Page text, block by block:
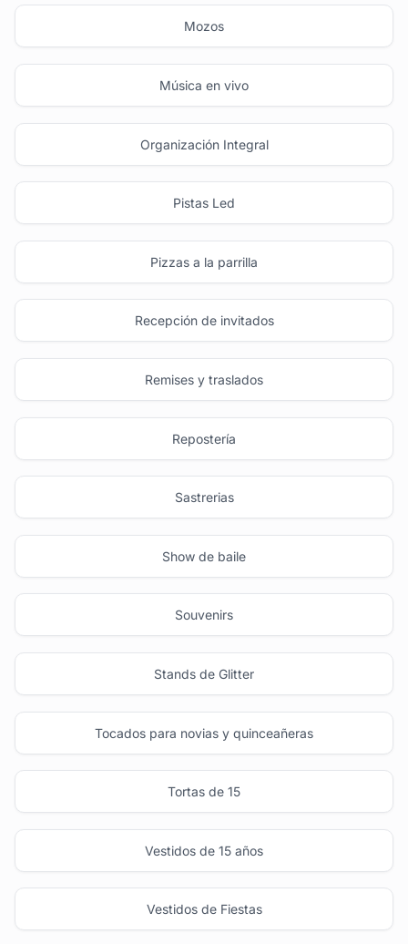
Mozos
Música en vivo
Organización Integral
Pistas Led
Pizzas a la parrilla
Recepción de invitados
Remises y traslados
Repostería
Sastrerias
Show de baile
Souvenirs
Stands de Glitter
Tocados para novias y quinceañeras
Tortas de 15
Vestidos de 15 años
Vestidos de Fiestas